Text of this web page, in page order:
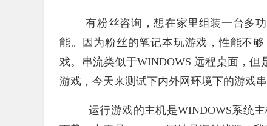
有粉丝咨询，想在家里组装一台多
能。因为粉丝的笔记本玩游戏，性能不
戏。串流类似于WINDOWS 远程桌面，
游戏，今天来测试下内外网环境下的游戏串
运行游戏的主机是WINDOWS系统